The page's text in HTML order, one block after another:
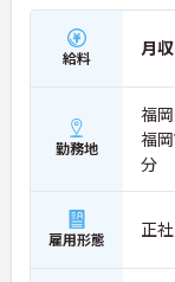
給料 月収
勤務地
福
福
分
雇用形態 正